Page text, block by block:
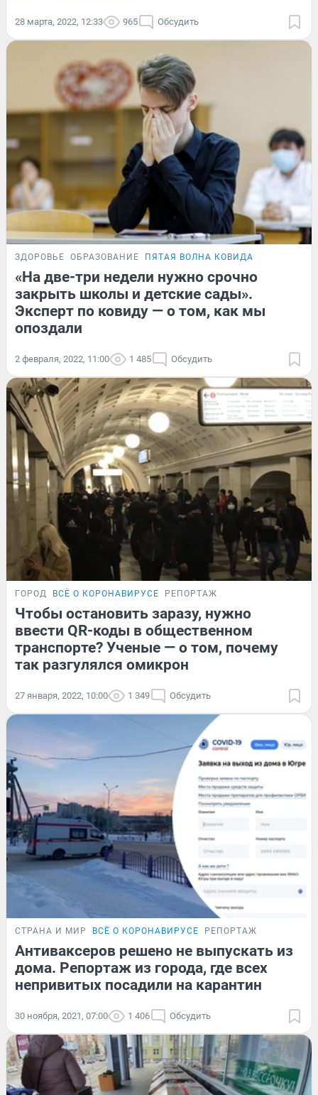
28 марта, 2022, 12:33 965 Обсудить
ЗДОРОВЬЕ ОБРАЗОВАНИЕ ПЯТАЯ ВОЛНА КОВИДА
«На две-три недели нужно срочно
закрыть школы и детские сады».
Эксперт по ковиду — о том, как мы
опоздали
2 февраля, 2022, 11:00 1 485 Обсудить
ГОРОД ВСЁ О КОРОНАВИРУСЕ РЕПОРТАЖ
Чтобы остановить заразу, нужно
ввести QR-коды в общественном
транспорте? Ученые — о том, почему
так разгулялся омикрон
27 января, 2022, 10:00 1 349 Обсудить
СТРАНА И МИР ВСЁ О КОРОНАВИРУСЕ РЕПОРТАЖ
Антиваксеров решено не выпускать из
дома. Репортаж из города, где всех
непривитых посадили на карантин
30 ноября, 2021, 07:00 1 406 Обсудить